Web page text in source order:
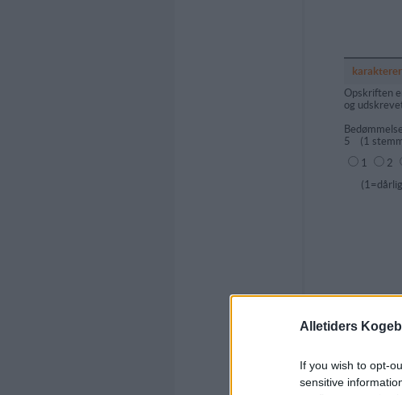
Alletiders
If you wish to opt-
sensitive
Opskriften
og
5 ( 1
1
2
Kommentar: